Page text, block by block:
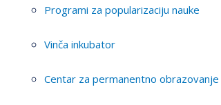
Programi za popularizaciju nauke
Vinča inkubator
Centar za permanentno obrazovanje